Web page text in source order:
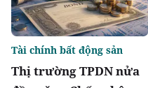
Thị trường TPDN nửa
Tài chính bất động sản